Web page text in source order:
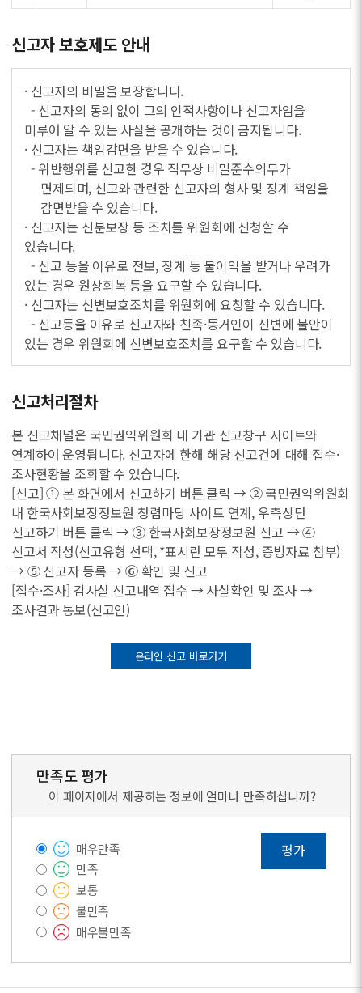
신고자 보호제도 안내
· 신고자의 비밀을 보장합니다.
- 신고자의 동의 없이 그의 인적사항이나 신고자임을
미루어 알 수 있는 사실을 공개하는 것이 금지됩니다.
· 신고자는 책임감면을 받을 수 있습니다.
- 위반행위를 신고한 경우 직무상 비밀준수의무가
면제되며, 신고와 관련한 신고자의 형사 및 징계 책임을
감면받을 수 있습니다.
· 신고자는 신분보장 등 조치를 위원회에 신청할 수
있습니다.
- 신고 등을 이유로 전보, 징계 등 불이익을 받거나 우려가
있는 경우 원상회복 등을 요구할 수 있습니다.
· 신고자는 신변보호조치를 위원회에 요청할 수 있습니다.
- 신고등을 이유로 신고자와 친족·동거인이 신변에 불안이
있는 경우 위원회에 신변보호조치를 요구할 수 있습니다.
신고처리절차
본 신고채널은 국민권익위원회 내 기관 신고창구 사이트와
연계하여 운영됩니다. 신고자에 한해 해당 신고건에 대해 접수·
조사현황을 조회할 수 있습니다.
[신고] ① 본 화면에서 신고하기 버튼 클릭 → ② 국민권익위원회
내 한국사회보장정보원 청렴마당 사이트 연계, 우측상단
신고하기 버튼 클릭 → ③ 한국사회보장정보원 신고 → ④
신고서 작성(신고유형 선택, *표시란 모두 작성, 증빙자료 첨부)
→ ⑤ 신고자 등록 → ⑥ 확인 및 신고
[접수·조사] 감사실 신고내역 접수 → 사실확인 및 조사 →
조사결과 통보(신고인)
온라인 신고 바로가기
만족도 평가
이 페이지에서 제공하는 정보에 얼마나 만족하십니까?
매우만족
만족
보통
불만족
매우불만족
평가